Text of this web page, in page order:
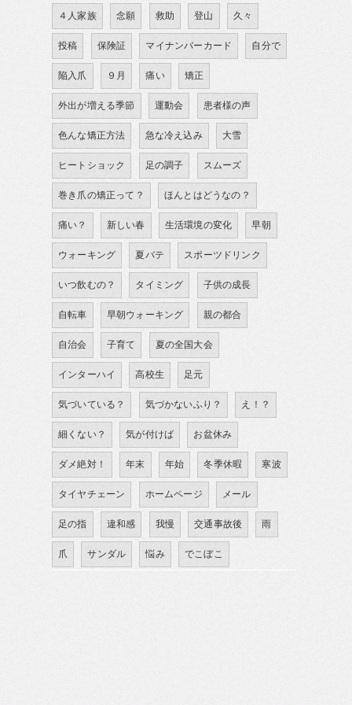
４人家族 念願 救助 登山 久々
投稿 保険証 マイナンバーカード 自分で
陥入爪 ９月 痛い 矯正
外出が増える季節 運動会 患者様の声
色んな矯正方法 急な冷え込み 大雪
ヒートショック 足の調子 スムーズ
巻き爪の矯正って？ ほんとはどうなの？
痛い？ 新しい春 生活環境の変化 早朝
ウォーキング 夏バテ スポーツドリンク
いつ飲むの？ タイミング 子供の成長
自転車 早朝ウォーキング 親の都合
自治会 子育て 夏の全国大会
インターハイ 高校生 足元
気づいている？ 気づかないふり？ え！？
細くない？ 気が付けば お盆休み
ダメ絶対！ 年末 年始 冬季休暇 寒波
タイヤチェーン ホームページ メール
足の指 違和感 我慢 交通事故後 雨
爪 サンダル 悩み でこぼこ